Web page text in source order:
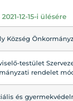
12-15-i ülésére
Község
testület
rendelet
és